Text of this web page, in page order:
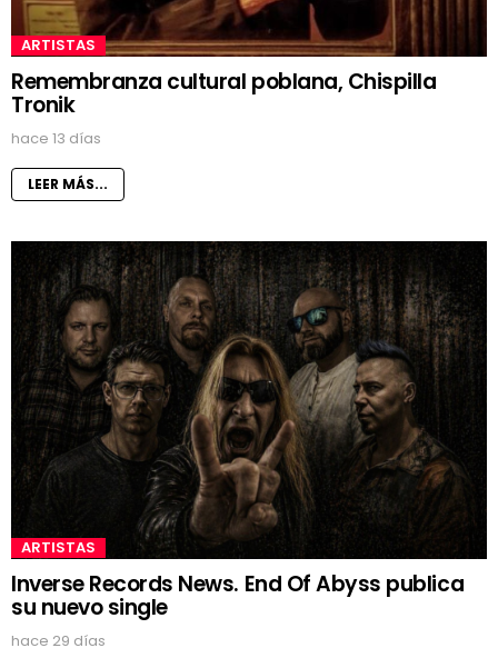
ARTISTAS
Remembranza cultural poblana, Chispilla
Tronik
hace 13 días
LEER MÁS...
ARTISTAS
Inverse Records News. End Of Abyss publica
su nuevo single
hace 29 días